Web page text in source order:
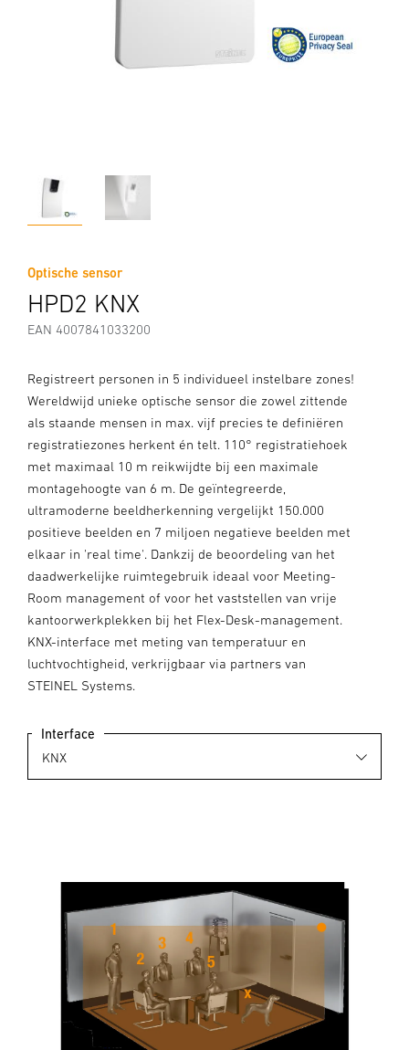
Optische sensor
HPD2 KNX
EAN 4007841033200
Registreert personen in 5 individueel instelbare zones!
Wereldwijd unieke optische sensor die zowel zittende
als staande mensen in max. vijf precies te definiëren
registratiezones herkent én telt. 110° registratiehoek
met maximaal 10 m reikwijdte bij een maximale
montagehoogte van 6 m. De geïntegreerde,
ultramoderne beeldherkenning vergelijkt 150.000
positieve beelden en 7 miljoen negatieve beelden met
elkaar in 'real time'. Dankzij de beoordeling van het
daadwerkelijke ruimtegebruik ideaal voor Meeting-
Room management of voor het vaststellen van vrije
kantoorwerkplekken bij het Flex-Desk-management.
KNX-interface met meting van temperatuur en
luchtvochtigheid, verkrijgbaar via partners van
STEINEL Systems.
Interface